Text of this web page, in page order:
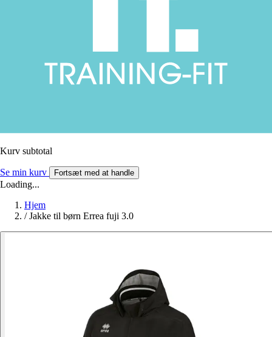
Kurv subtotal
Se min kurv Fortsæt med at handle
Loading...
Hjem
/ Jakke til børn Errea fuji 3.0